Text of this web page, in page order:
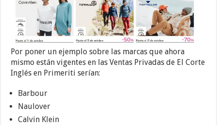
Por poner un ejemplo sobre las marcas que ahora
mismo están vigentes en las Ventas Privadas de El Corte
Inglés en Primeriti serían:
Barbour
Naulover
Calvin Klein